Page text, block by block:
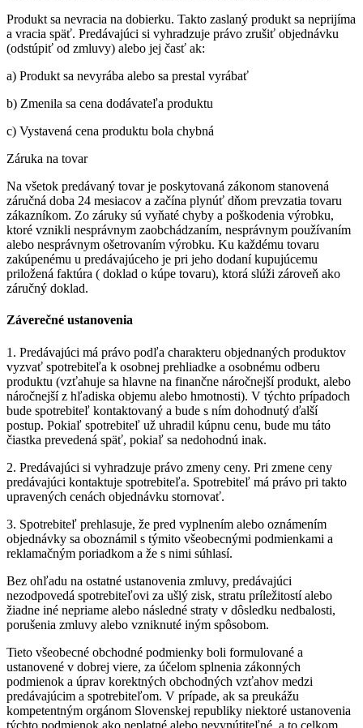
Produkt sa nevracia na dobierku. Takto zaslaný produkt sa neprijíma
a vracia späť. Predávajúci si vyhradzuje právo zrušiť objednávku
(odstúpiť od zmluvy) alebo jej časť ak:
a) Produkt sa nevyrába alebo sa prestal vyrábať
b) Zmenila sa cena dodávateľa produktu
c) Vystavená cena produktu bola chybná
Záruka na tovar
Na všetok predávaný tovar je poskytovaná zákonom stanovená
záručná doba 24 mesiacov a začína plynúť dňom prevzatia tovaru
zákazníkom. Zo záruky sú vyňaté chyby a poškodenia výrobku,
ktoré vznikli nesprávnym zaobchádzaním, nesprávnym používaním
alebo nesprávnym ošetrovaním výrobku. Ku každému tovaru
zakúpenému u predávajúceho je pri jeho dodaní kupujúcemu
priložená faktúra ( doklad o kúpe tovaru), ktorá slúži zároveň ako
záručný doklad.
Záverečné ustanovenia
1. Predávajúci má právo podľa charakteru objednaných produktov
vyzvať spotrebiteľa k osobnej prehliadke a osobnému odberu
produktu (vzťahuje sa hlavne na finančne náročnejší produkt, alebo
náročnejší z hľadiska objemu alebo hmotnosti). V týchto prípadoch
bude spotrebiteľ kontaktovaný a bude s ním dohodnutý ďalší
postup. Pokiaľ spotrebiteľ už uhradil kúpnu cenu, bude mu táto
čiastka prevedená späť, pokiaľ sa nedohodnú inak.
2. Predávajúci si vyhradzuje právo zmeny ceny. Pri zmene ceny
predávajúci kontaktuje spotrebiteľa. Spotrebiteľ má právo pri takto
upravených cenách objednávku stornovať.
3. Spotrebiteľ prehlasuje, že pred vyplnením alebo oznámením
objednávky sa oboznámil s týmito všeobecnými podmienkami a
reklamačným poriadkom a že s nimi súhlasí.
Bez ohľadu na ostatné ustanovenia zmluvy, predávajúci
nezodpovedá spotrebiteľovi za ušlý zisk, stratu príležitostí alebo
žiadne iné nepriame alebo následné straty v dôsledku nedbalosti,
porušenia zmluvy alebo vzniknuté iným spôsobom.
Tieto všeobecné obchodné podmienky boli formulované a
ustanovené v dobrej viere, za účelom splnenia zákonných
podmienok a úprav korektných obchodných vzťahov medzi
predávajúcim a spotrebiteľom. V prípade, ak sa preukážu
kompetentným orgánom Slovenskej republiky niektoré ustanovenia
týchto podmienok ako neplatné alebo nevynútiteľné, a to celkom